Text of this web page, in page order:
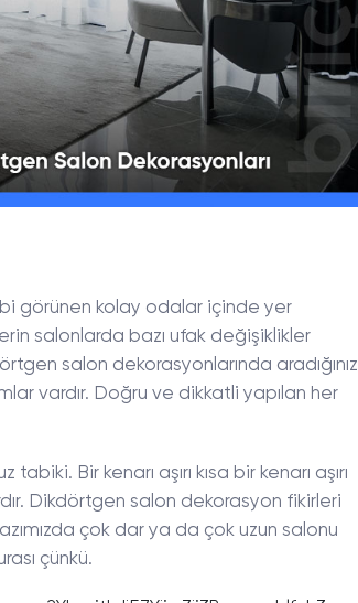
görünen kolay odalar içinde yer
salonlarda bazı ufak değişiklikler
salon dekorasyonlarında aradığınız
vardır. Doğru ve dikkatli yapılan her
Bir kenarı aşırı kısa bir kenarı aşırı
Dikdörtgen salon dekorasyon fikirleri
çok dar ya da çok uzun salonu
çünkü.